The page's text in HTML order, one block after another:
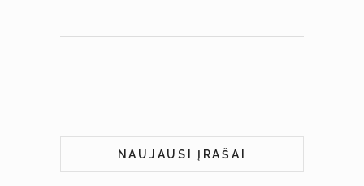
NAUJAUSI ĮRAŠAI